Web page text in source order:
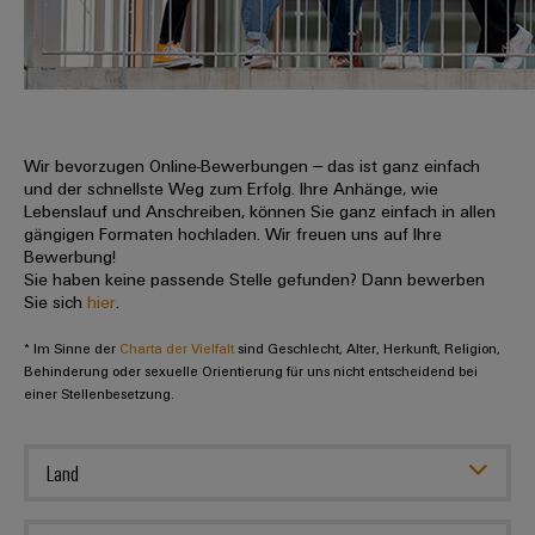
erlebbar
werden.
Datencenter
Produkte
für
Rechenzentren
–
effizient,
zuverlässig,
skalierbar
Energiespeicher
Lösungen
und
Anschlusstechnologie
DC-
u-
OS
Edge
Computing
Industrial
5G
Single
Leiterplattenklemmen
Gehäusesysteme
komponenten
Kabeleinführungssysteme
und
-
komponenten
Anschlussleitungen,
Patchkabel
Fast
Delivery
Beratung
und
digitale
Planung
easyConnect
-
Ihre
uns
Promotionfahrzeug
Distribution
Info
für
unsere
Partner
Vertrieb
Weidmüller
Zahlen
Unser
Vorstand
Nachhaltigkeit
Academy
People
Karriere
Stellen
für
Berufserfahrene
Für
Studierende
Werkstudententätigkeiten
Praktika
Abschlussarbeiten
Wir bevorzugen Online-Bewerbungen – das ist ganz einfach
und der schnellste Weg zum Erfolg. Ihre Anhänge, wie
Lebenslauf und Anschreiben, können Sie ganz einfach in allen
gängigen Formaten hochladen. Wir freuen uns auf Ihre
Bewerbung!
Sie haben keine passende Stelle gefunden? Dann bewerben
Sie sichhier
* Im Sinne der Charta der Vielfalt sind Geschlecht, Alter, Herkunft, Religion,
Behinderung oder sexuelle Orientierung für uns nicht entscheidend bei
einer Stellenbesetzung.
Land